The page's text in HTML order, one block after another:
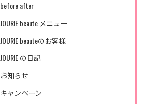
before after
JOURIE beaute メニュー
JOURIE beauteのお客様
JOURIE の日記
お知らせ
キャンペーン